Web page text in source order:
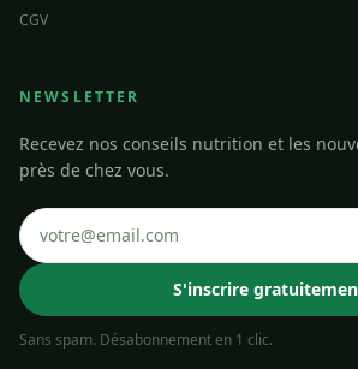
CGV
NEWSLETTER
Recevez nos conseils nutrition et les
près de chez vous.
S'inscrire
Sans spam. Désabonnement en 1 clic.